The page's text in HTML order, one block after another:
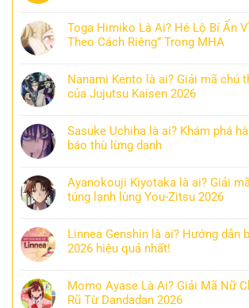
Toga Himiko Là Ai? Hé Lộ Bí Ẩn
Theo Cách Riêng” Trong MHA
Nanami Kento là ai? Giải mã chú
của Jujutsu Kaisen 2026
Sasuke Uchiha là ai? Khám phá
báo thù lừng danh
Ayanokouji Kiyotaka là ai? Giải
túng lạnh lùng You-Zitsu 2026
Linnea Genshin là ai? Hướng dẫn
2026 hiệu quả nhất!
Momo Ayase Là Ai? Giải Mã Nữ
Rũ Từ Dandadan 2026